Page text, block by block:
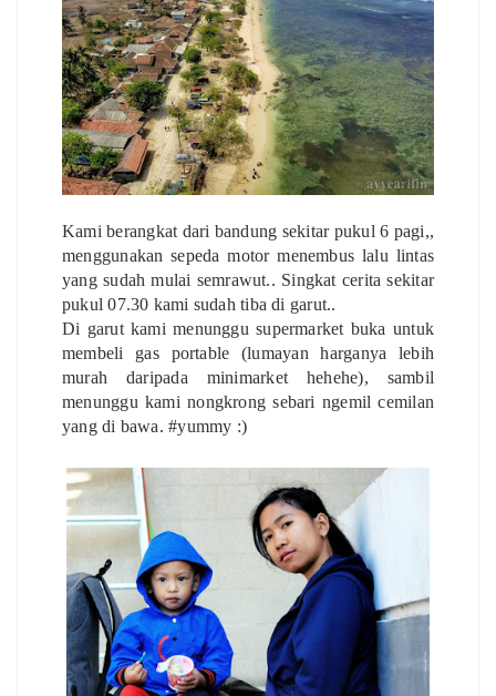
Kami berangkat dari bandung sekitar pukul 6 pagi,,
menggunakan sepeda motor menembus lalu lintas
yang sudah mulai semrawut.. Singkat cerita sekitar
pukul 07.30 kami sudah tiba di garut..
Di garut kami menunggu supermarket buka untuk
membeli gas portable (lumayan harganya lebih
murah daripada minimarket hehehe), sambil
menunggu kami nongkrong sebari ngemil cemilan
yang di bawa. #yummy :)